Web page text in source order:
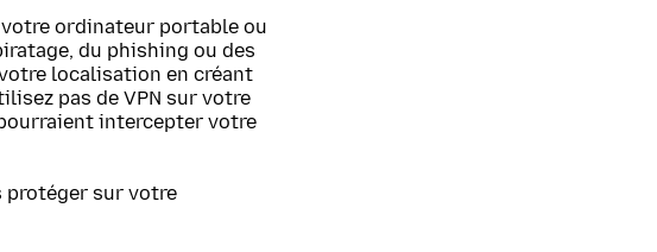
ordinateur portable ou
du phishing ou des
localisation en créant
pas de VPN sur votre
intercepter votre
protéger sur votre